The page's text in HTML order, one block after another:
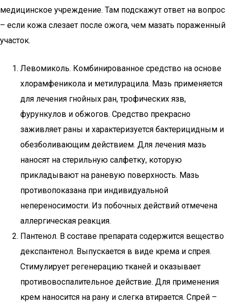
медицинское учреждение. Там подскажут ответ на вопрос
– если кожа слезает после ожога, чем мазать пораженный
участок.
Левомиколь. Комбинированное средство на основе
хлорамфеникола и метилурацила. Мазь применяется
для лечения гнойных ран, трофических язв,
фурункулов и обжогов. Средство прекрасно
заживляет раны и характеризуется бактерицидным и
обезболивающим действием. Для лечения мазь
наносят на стерильную салфетку, которую
прикладывают на раневую поверхность. Мазь
противопоказана при индивидуальной
непереносимости. Из побочных действий отмечена
аллергическая реакция.
Пантенол. В составе препарата содержится вещество
декспантенол. Выпускается в виде крема и спрея.
Стимулирует регенерацию тканей и оказывает
противовоспалительное действие. Для применения
крем наносится на рану и слегка втирается. Спрей –